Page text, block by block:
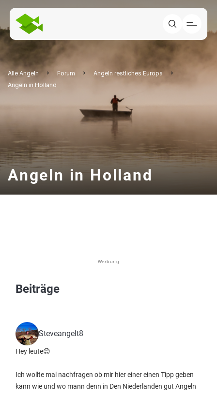
Alle Angeln Forum
Angeln restliches Europa
Angeln in Holland
Angeln in Holland
Werbung
Beiträge
Steveangelt8
Hey leute😊
Ich wollte mal nachfragen ob mir hier einer einen Tipp geben
kann wie und wo mann denn in Den Niederlanden gut Angeln